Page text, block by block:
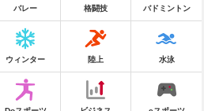
バレー 格闘技 バドミントン
ウィンター 陸上 水泳